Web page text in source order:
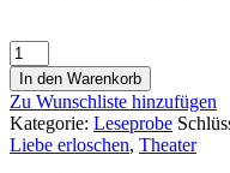
In den Warenkorb
Zu Wunschliste hinzufügen
Kategorie: Leseprobe
Liebe erloschen, Theater